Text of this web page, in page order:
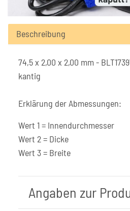
Beschreibung
74,5 x 2,00 x 2,00 mm -
kantig
Erklärung der Abmessungen:
Wert 1 = Innendurchmesser
Wert 2 = Dicke
Wert 3 = Breite
Angaben zur